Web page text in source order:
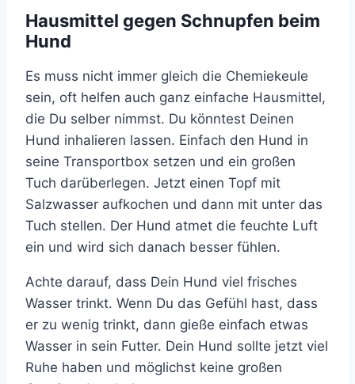
Hausmittel gegen Schnupfen beim
Hund
Es muss nicht immer gleich die Chemiekeule
sein, oft helfen auch ganz einfache Hausmittel,
die Du selber nimmst. Du könntest Deinen
Hund inhalieren lassen. Einfach den Hund in
seine Transportbox setzen und ein großen
Tuch darüberlegen. Jetzt einen Topf mit
Salzwasser aufkochen und dann mit unter das
Tuch stellen. Der Hund atmet die feuchte Luft
ein und wird sich danach besser fühlen.
Achte darauf, dass Dein Hund viel frisches
Wasser trinkt. Wenn Du das Gefühl hast, dass
er zu wenig trinkt, dann gieße einfach etwas
Wasser in sein Futter. Dein Hund sollte jetzt viel
Ruhe haben und möglichst keine großen